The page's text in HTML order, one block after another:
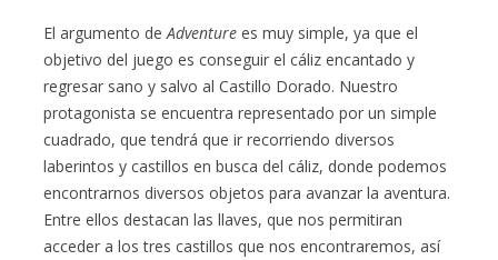
El argumento deAdventure es muy simple, ya que el
objetivo del juego es conseguir el cáliz encantado y
regresar sano y salvo al Castillo Dorado. Nuestro
protagonista se encuentra representado por un simple
cuadrado, que tendrá que ir recorriendo diversos
laberintos y castillos en busca del cáliz, donde podemos
encontrarnos diversos objetos para avanzar la aventura.
Entre ellos destacan las llaves, que nos permitiran
acceder a los tres castillos que nos encontraremos, así